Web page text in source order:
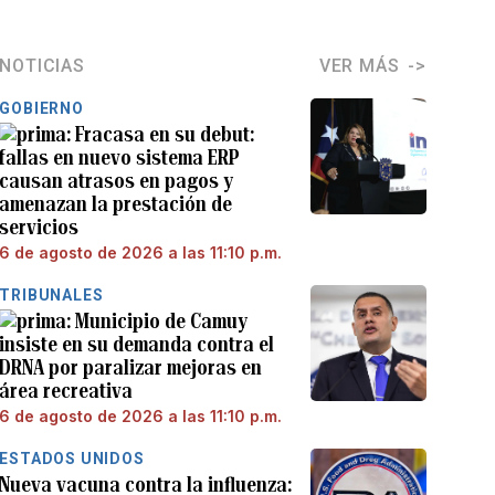
NOTICIAS VER MÁS
GOBIERNO
Fracasa en su debut:
fallas en nuevo sistema ERP
causan atrasos en pagos y
amenazan la prestación de
servicios
6 de agosto de 2026 a las 11:10 p.m.
TRIBUNALES
Municipio de Camuy
insiste en su demanda contra el
DRNA por paralizar mejoras en
área recreativa
6 de agosto de 2026 a las 11:10 p.m.
ESTADOS UNIDOS
Nueva vacuna contra la influenza: